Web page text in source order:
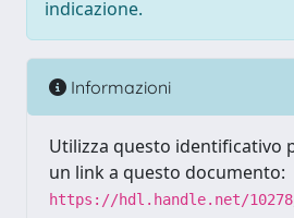
indicazione.
Informazioni
Utilizza questo identificativo
un link a questo documento:
https://hdl.handle.net/10278/